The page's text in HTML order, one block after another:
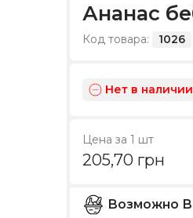
Ананас
Код товара: 1026
Нет в наличии
Цена за 1 шт
205,70 грн
Возможно